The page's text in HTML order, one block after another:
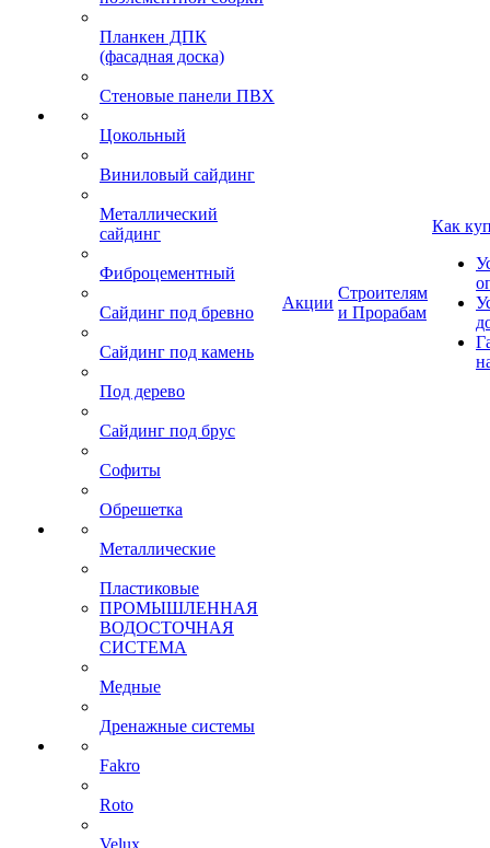
Планкен ДПК
(фасадная доска)
Стеновые панели ПВХ
Цокольный
Виниловый сайдинг
Металлический
сайдинг
Фиброцементный
Сайдинг под бревно
Сайдинг под камень
Под дерево
Сайдинг под брус
Софиты
Обрешетка
Металлические
Пластиковые
ПРОМЫШЛЕННАЯ
ВОДОСТОЧНАЯ
СИСТЕМА
Медные
Дренажные системы
Fakro
Roto
Velux
Акции
Строителям
и Прорабам
Как